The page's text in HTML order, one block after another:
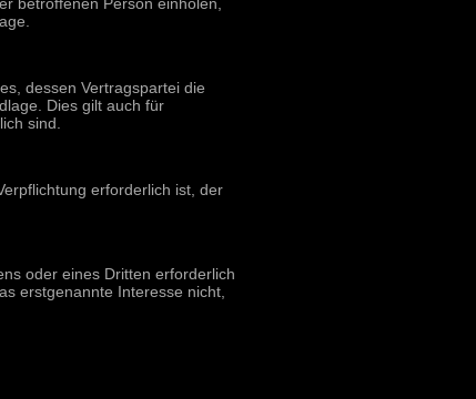
dessen Vertragspartei die
Dies gilt auch für
sind.
erforderlich ist, der
oder eines Dritten erforderlich
erstgenannte Interesse nicht,